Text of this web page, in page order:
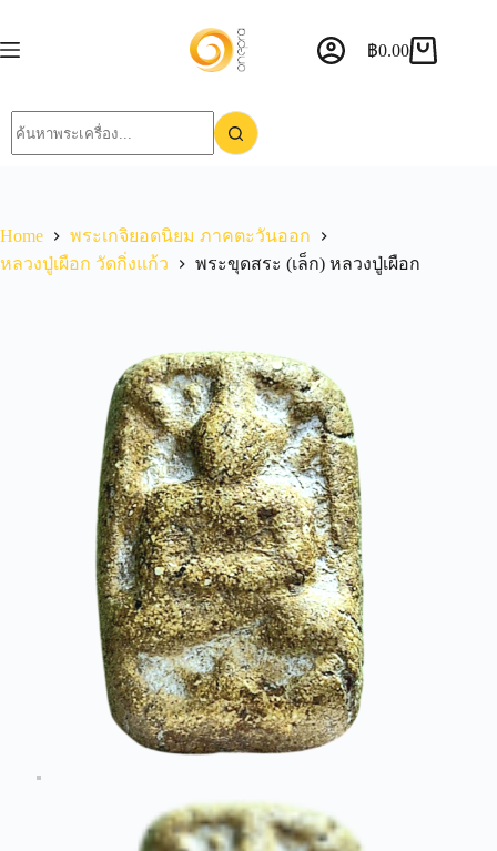
฿0.00
Home
พระเกจิยอดนิยม ภาคตะวันออก
หลวงปู่เผือก วัดกิ่งแก้ว
พระขุดสระ (เล็ก) หลวงปู่เผือก